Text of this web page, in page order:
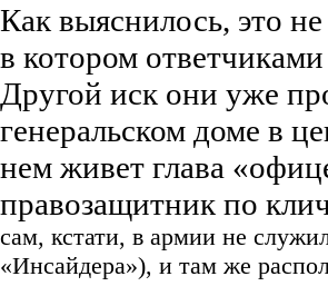
Как выяснилось, это
в котором
Другой иск они уже
генеральском доме в
нем живет глава
правозащитник по
сам, кстати, в армии не
«Инсайдера»), и там же